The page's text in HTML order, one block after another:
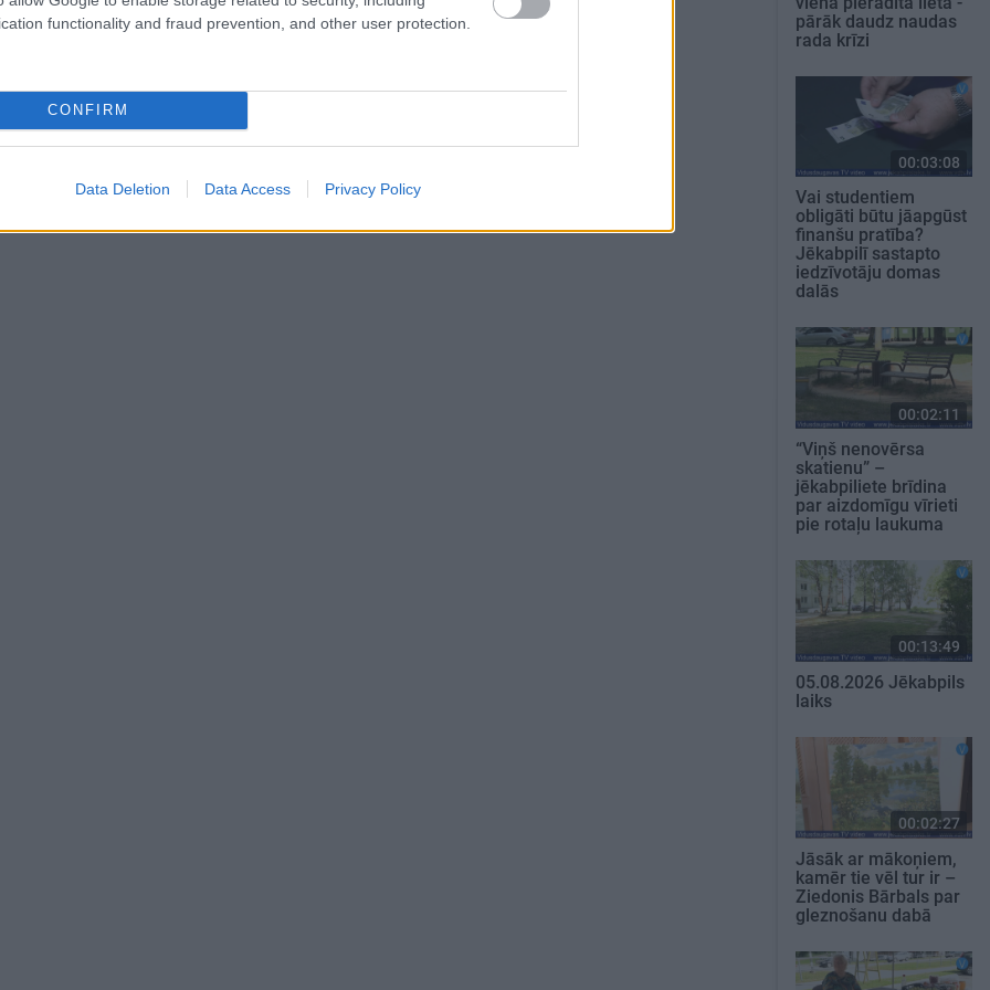
functionality and fraud prevention, and other user protection.
CONFIRM
Data Deletion Data Access Privacy Policy
pārāk daudz naudas
rada krīzi
00:03:08
Vai studentiem
obligāti būtu jāapgūst
finanšu pratība?
Jēkabpilī sastapto
iedzīvotāju domas
dalās
00:02:11
“Viņš nenovērsa
skatienu” –
jēkabpiliete brīdina
par aizdomīgu vīrieti
pie rotaļu laukuma
00:13:49
05.08.2026 Jēkabpils
laiks
00:02:27
Jāsāk ar mākoņiem,
kamēr tie vēl tur ir –
Ziedonis Bārbals par
gleznošanu dabā